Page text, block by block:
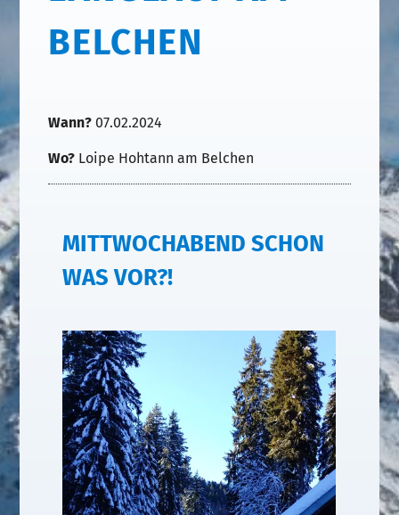
BELCHEN
Wann?07.02.2024
Wo? Loipe Hohtann am Belchen
MITTWOCHABEND SCHON
WAS VOR?!